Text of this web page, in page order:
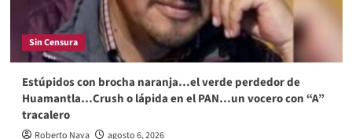
Sin Censura
Estúpidos con brocha naranja…el verde perdedor de
Huamantla…Crush o lápida en el PAN…un vocero con “A”
tracalero
Roberto Nava agosto 6, 2026